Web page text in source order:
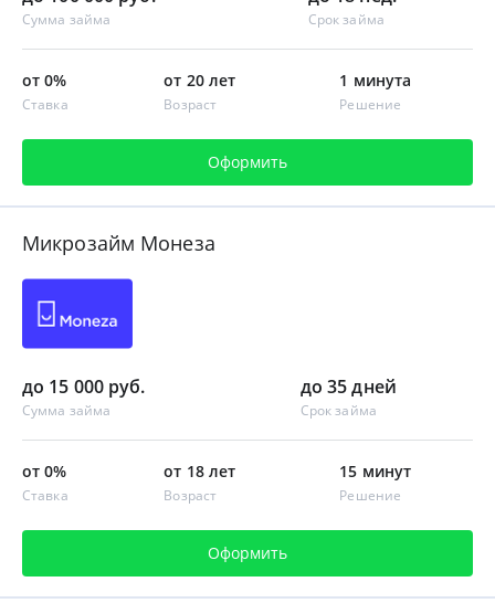
Сумма займа Срок займа
от 0%
Ставка
от 20 лет
Возраст
1 минута
Решение
Оформить
Микрозайм Монеза
до 15 000 руб.
Сумма займа
до 35 дней
Срок займа
от 0%
Ставка
от 18 лет
Возраст
15 минут
Решение
Оформить